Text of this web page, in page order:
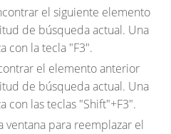
el siguiente elemento
de búsqueda actual. Una
con la tecla "F3".
el elemento anterior
de búsqueda actual. Una
con las teclas "Shift"+F3".
ventana para reemplazar el